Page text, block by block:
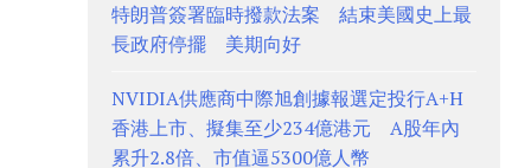
特朗普簽署臨時撥款法案 結束美國史上最
長政府停擺 美期向好
NVIDIA供應商中際旭創據報選定投行A+H
香港上市、擬集至少234億港元 A股年內
累升2.8倍、市值逼5300億人幣